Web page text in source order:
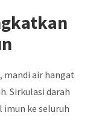
mandi air hangat
Sirkulasi darah
ke seluruh